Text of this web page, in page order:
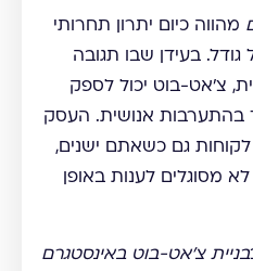
מהווה כיום יתרון תחרותי
בעידן שבו תגובה
צ'אט-בוט יכול לספק
7 ללא צורך בהתערבות אנושית. העסק
גם כשאתם ישנים,
מסוגלים לענות באופן
בניית צ'אט-בוט באינסטגרם